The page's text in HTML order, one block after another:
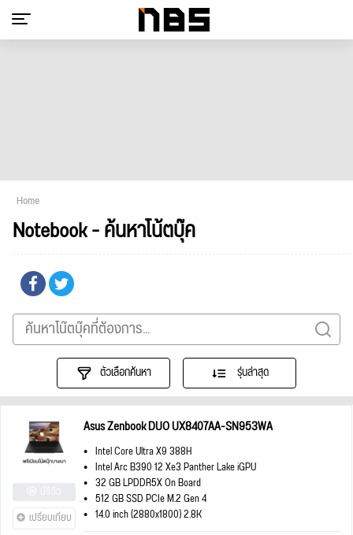
Home
Notebook - ค้นหาโน้ตบุ๊ค
ตัวเลือกค้นหา รุ่นล่าสุด
เปรียบเทียบ
Asus Zenbook DUO UX8407AA-SN953WA
Intel Core Ultra X9 388H
Intel Arc B390 12 Xe3 Panther Lake iGPU
32 GB LPDDR5X On Board
512 GB SSD PCIe M.2 Gen 4
14.0 inch (2880x1800) 2.8K